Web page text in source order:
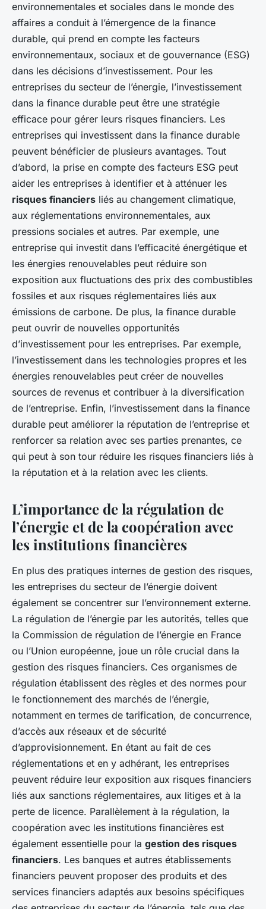
environnementales et sociales dans le monde des
affaires a conduit à l’émergence de la finance
durable, qui prend en compte les facteurs
environnementaux, sociaux et de gouvernance (ESG)
dans les décisions d’investissement. Pour les
entreprises du secteur de l’énergie, l’investissement
dans la finance durable peut être une stratégie
efficace pour gérer leurs risques financiers. Les
entreprises qui investissent dans la finance durable
peuvent bénéficier de plusieurs avantages. Tout
d’abord, la prise en compte des facteurs ESG peut
aider les entreprises à identifier et à atténuer les
risques financiers liés au changement climatique,
aux réglementations environnementales, aux
pressions sociales et autres. Par exemple, une
entreprise qui investit dans l’efficacité énergétique et
les énergies renouvelables peut réduire son
exposition aux fluctuations des prix des combustibles
fossiles et aux risques réglementaires liés aux
émissions de carbone. De plus, la finance durable
peut ouvrir de nouvelles opportunités
d’investissement pour les entreprises. Par exemple,
l’investissement dans les technologies propres et les
énergies renouvelables peut créer de nouvelles
sources de revenus et contribuer à la diversification
de l’entreprise. Enfin, l’investissement dans la finance
durable peut améliorer la réputation de l’entreprise et
renforcer sa relation avec ses parties prenantes, ce
qui peut à son tour réduire les risques financiers liés à
la réputation et à la relation avec les clients.
L’importance de la régulation de
l’énergie et de la coopération avec
les institutions financières
En plus des pratiques internes de gestion des risques,
les entreprises du secteur de l’énergie doivent
également se concentrer sur l’environnement externe.
La régulation de l’énergie par les autorités, telles que
la Commission de régulation de l’énergie en France
ou l’Union européenne, joue un rôle crucial dans la
gestion des risques financiers. Ces organismes de
régulation établissent des règles et des normes pour
le fonctionnement des marchés de l’énergie,
notamment en termes de tarification, de concurrence,
d’accès aux réseaux et de sécurité
d’approvisionnement. En étant au fait de ces
réglementations et en y adhérant, les entreprises
peuvent réduire leur exposition aux risques financiers
liés aux sanctions réglementaires, aux litiges et à la
perte de licence. Parallèlement à la régulation, la
coopération avec les institutions financières est
également essentielle pour la gestion des risques
financiers. Les banques et autres établissements
financiers peuvent proposer des produits et des
services financiers adaptés aux besoins spécifiques